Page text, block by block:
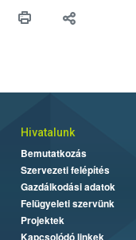
Hivatalunk
Bemutatkozás
Szervezeti felépítés
Gazdálkodási adatok
Felügyeleti szervünk
Projektek
Kapcsolódó linkek